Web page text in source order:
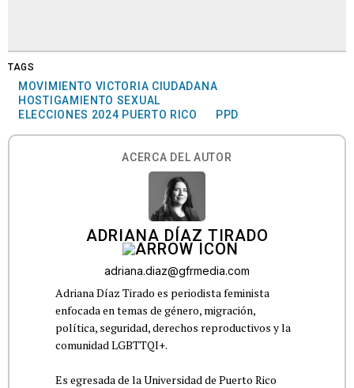
TAGS
MOVIMIENTO VICTORIA CIUDADANA
HOSTIGAMIENTO SEXUAL
ELECCIONES 2024 PUERTO RICO
PPD
ACERCA DEL AUTOR
ADRIANA DÍAZ TIRADO
adriana.diaz@gfrmedia.com
Adriana Díaz Tirado es periodista feminista
enfocada en temas de género, migración,
política, seguridad, derechos reproductivos y la
comunidad LGBTTQI+.
Es egresada de la Universidad de Puerto Rico